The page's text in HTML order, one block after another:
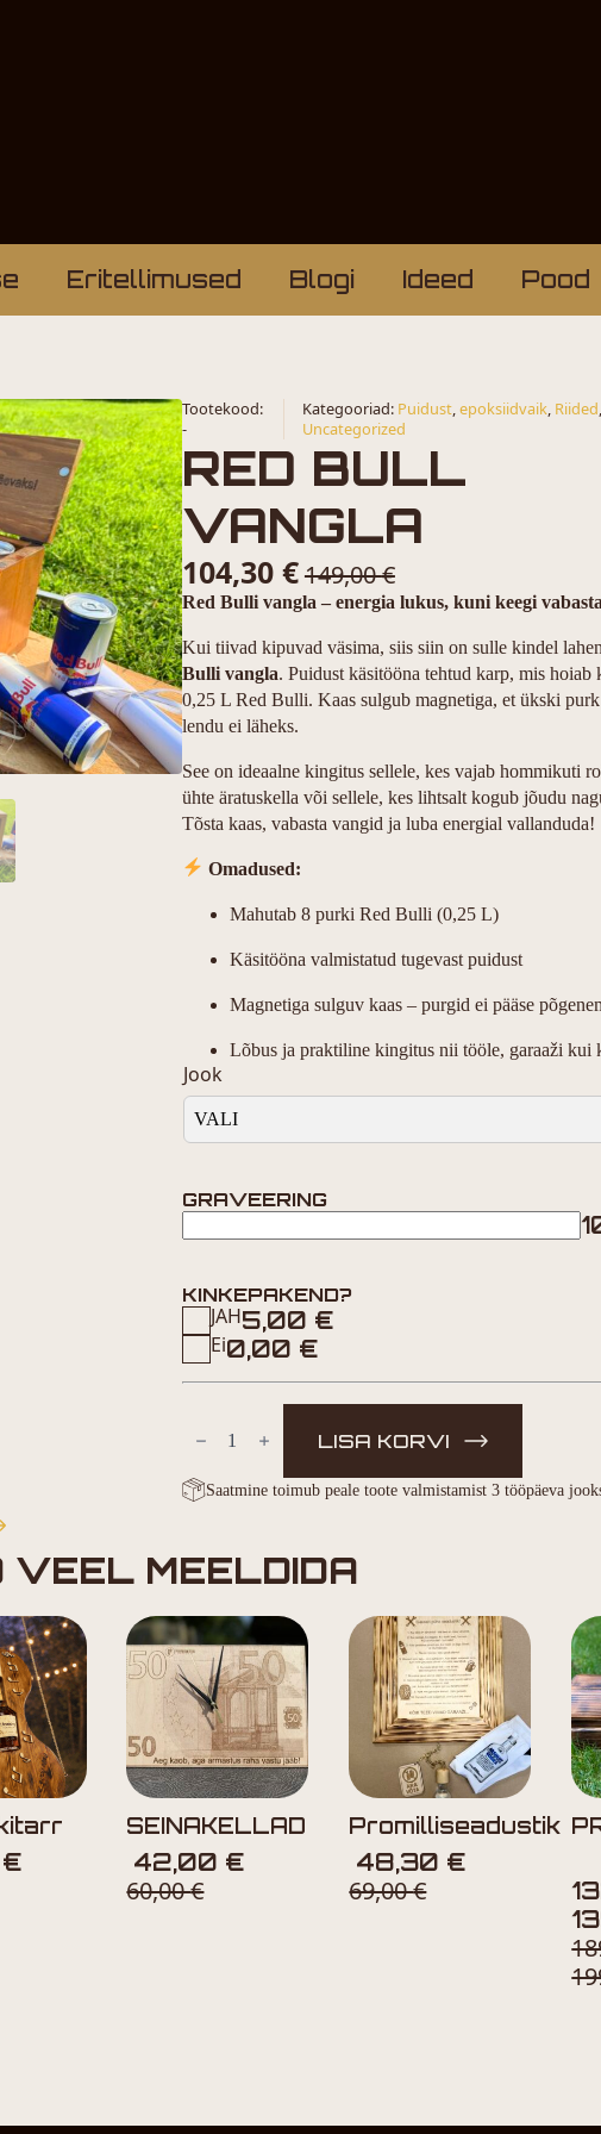
Eritellimused Blogi Ideed Pood
Tootekood:
-
Kategooriad: Puidust,epoksiidvaik, Riided,
Uncategorized
RED BULL
VANGLA
149,00€
104,30 €
Red Bulli vangla – energia lukus, kuni keegi
Kui tiivad kipuvad väsima, siis siin on sulle kindel
Bulli vangla. Puidust käsitööna tehtud karp, mis hoiab
0,25 L Red Bulli. Kaas sulgub magnetiga, et ükski
lendu ei läheks.
See on ideaalne kingitus sellele, kes vajab hommikuti
ühte äratuskella või sellele, kes lihtsalt kogub jõudu
Tõsta kaas, vabasta vangid ja luba energial vallanduda!
Omadused:
Mahutab 8 purki Red Bulli (0,25 L)
Käsitööna valmistatud tugevast puidust
Magnetiga sulguv kaas – purgid ei pääse
Lõbus ja praktiline kingitus nii tööle, garaaži kui
Jook
GRAVEERING
KINKEPAKEND?
JAH5,00 €
Ei0,00 €
VANGLA LISA KORVI
Saatmine toimub peale toote valmistamist 3 tööpäeva
MEELDIDA
€
SEINAKELLAD
60,00€
42,00 €
Promilliseadustik
69,00€
48,30 €